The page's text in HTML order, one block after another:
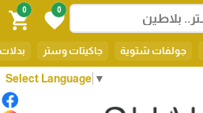
Select Language ▼
0
favorite
0
shopping_cart
جولفات شتوية جاكيتات وستر